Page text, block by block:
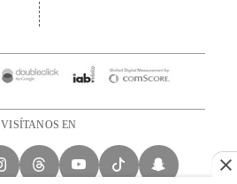
VISÍTANOS EN